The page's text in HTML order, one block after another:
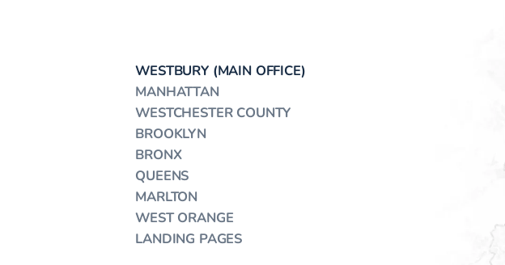
WESTBURY (MAIN OFFICE)
MANHATTAN
WESTCHESTER COUNTY
BROOKLYN
BRONX
QUEENS
MARLTON
WEST ORANGE
LANDING PAGES